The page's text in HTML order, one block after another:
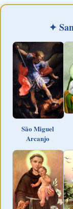
✦
São Miguel
Arcanjo